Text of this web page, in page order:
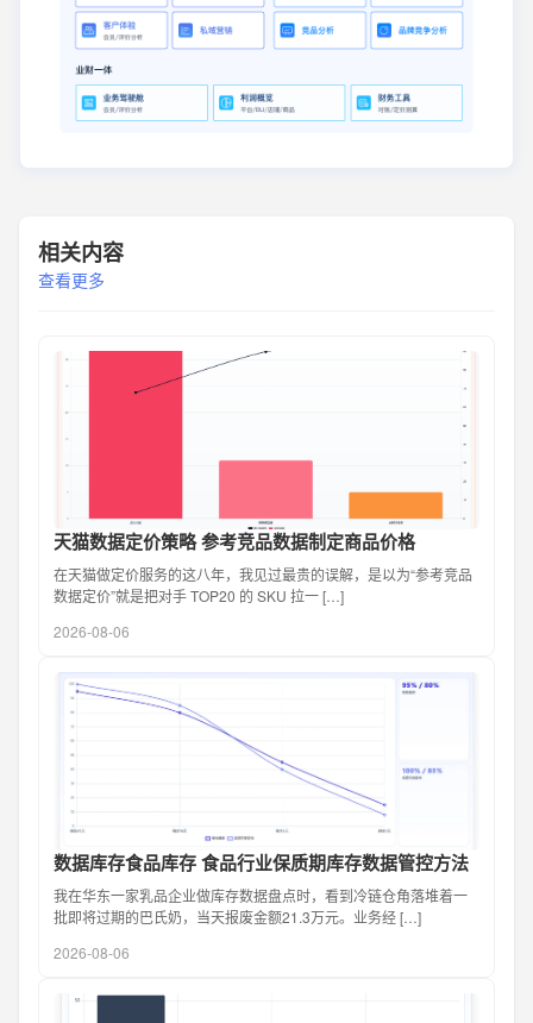
相关内容
查看更多
天猫数据定价策略 参考竞品数据制定商品价格
在天猫做定价服务的这八年，我见过最贵的误解，是以为“参考竞品
数据定价”就是把对手 TOP20 的 SKU 拉一 […]
2026-08-06
数据库存食品库存 食品行业保质期库存数据管控方法
我在华东一家乳品企业做库存数据盘点时，看到冷链仓角落堆着一
批即将过期的巴氏奶，当天报废金额21.3万元。业务经 […]
2026-08-06